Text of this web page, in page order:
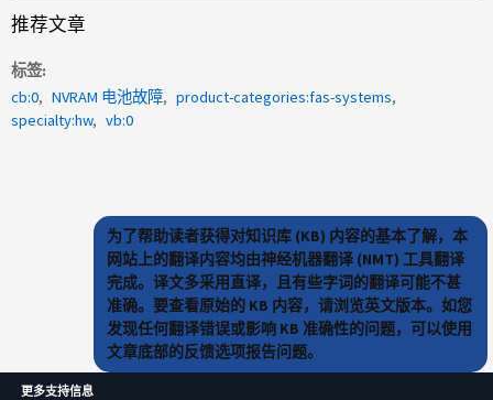
推荐文章
标签
cb:0
NVRAM 电池故障
product-categories:fas-systems
specialty:hw
vb:0
为了帮助读者获得对知识库 (KB) 内容的基本了解，本
网站上的翻译内容均由神经机器翻译 (NMT) 工具翻译
完成。译文多采用直译，且有些字词的翻译可能不甚
准确。要查看原始的 KB 内容，请浏览英文版本。如您
发现任何翻译错误或影响 KB 准确性的问题，可以使用
文章底部的反馈选项报告问题。
更多支持信息